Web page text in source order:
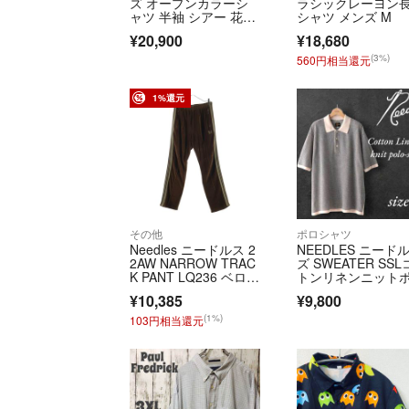
ャツ 半袖 シアー 花
柄 マルチカラー
¥20,900
シャツ メンズ M
¥18,680
560円相当還元(3%)
1%還元
その他
Needles ニードルス 2
2AW NARROW TRAC
K PANT LQ236 ベロア
ウン
¥10,385
103円相当還元(1%)
ポロシャツ
NEEDLES ニード
ズ SWEATER SSL
トンリネンニット
¥9,800